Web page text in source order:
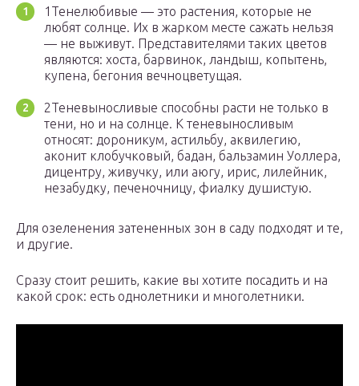
1Тенелюбивые — это растения, которые не
любят солнце. Их в жарком месте сажать нельзя
— не выживут. Представителями таких цветов
являются: хоста, барвинок, ландыш, копытень,
купена, бегония вечноцветущая.
2Теневыносливые способны расти не только в
тени, но и на солнце. К теневыносливым
относят: дороникум, астильбу, аквилегию,
аконит клобучковый, бадан, бальзамин Уоллера,
дицентру, живучку, или аюгу, ирис, лилейник,
незабудку, печеночницу, фиалку душистую.
Для озеленения затененных зон в саду подходят и те,
и другие.
Сразу стоит решить, какие вы хотите посадить и на
какой срок: есть однолетники и многолетники.